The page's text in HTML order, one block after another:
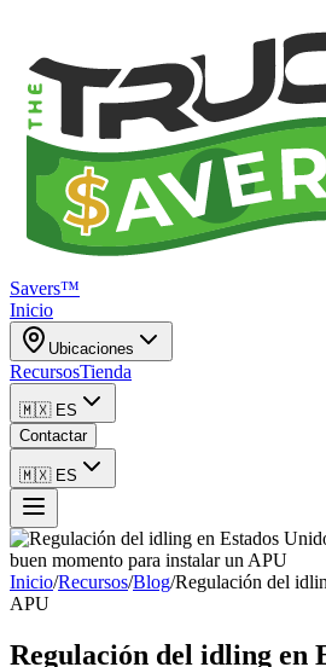
Savers™
Inicio
Ubicaciones
RecursosTienda
🇲🇽 ES
Contactar
🇲🇽 ES
Inicio/Recursos/Blog/Regulación del
APU
Regulación del idling en